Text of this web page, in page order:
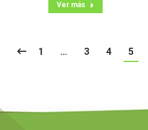
Ver más
1 … 3 4 5